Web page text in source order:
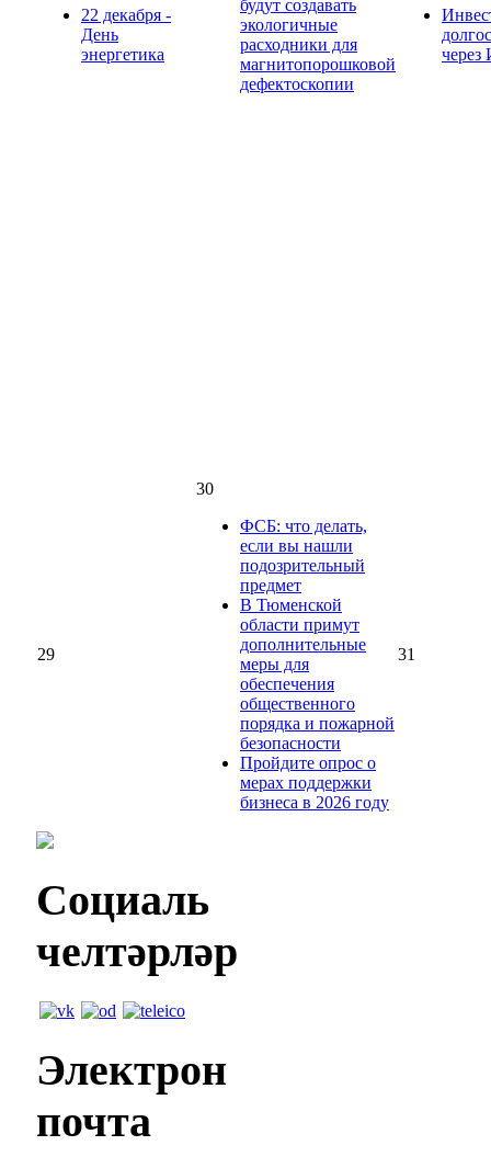
22 декабря -
День
энергетика
будут создавать
экологичные
расходники для
магнитопорошковой
дефектоскопии
29
30
ФСБ: что делать,
если вы нашли
подозрительный
предмет
В Тюменской
области примут
дополнительные
меры для
обеспечения
общественного
порядка и пожарной
безопасности
Пройдите опрос о
мерах поддержки
бизнеса в 2026 году
31
Социаль
челтәрләр
Электрон
почта